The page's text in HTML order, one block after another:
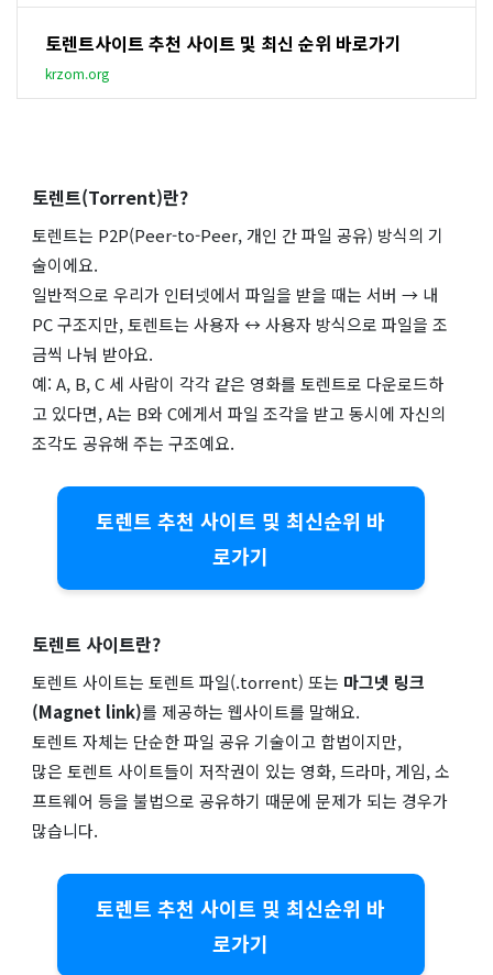
토렌트사이트 추천 사이트 및 최신 순위 바로가기
krzom.org
토렌트(Torrent)란?
토렌트는 P2P(Peer-to-Peer, 개인 간 파일 공유) 방식의 기
술이에요.
일반적으로 우리가 인터넷에서 파일을 받을 때는 서버 → 내
PC 구조지만, 토렌트는 사용자 ↔ 사용자 방식으로 파일을 조
금씩 나눠 받아요.
예: A, B, C 세 사람이 각각 같은 영화를 토렌트로 다운로드하
고 있다면, A는 B와 C에게서 파일 조각을 받고 동시에 자신의
조각도 공유해 주는 구조예요.
토렌트 추천 사이트 및 최신순위 바
로가기
토렌트 사이트란?
토렌트 사이트는 토렌트 파일(.torrent) 또는 마그넷 링크
(Magnet link)를 제공하는 웹사이트를 말해요.
토렌트 자체는 단순한 파일 공유 기술이고 합법이지만,
많은 토렌트 사이트들이 저작권이 있는 영화, 드라마, 게임, 소
프트웨어 등을 불법으로 공유하기 때문에 문제가 되는 경우가
많습니다.
토렌트 추천 사이트 및 최신순위 바
로가기